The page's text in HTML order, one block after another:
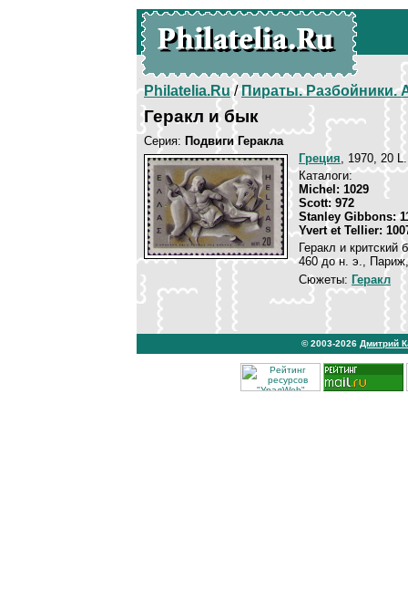
Philatelia.Ru/Пираты. Разбойники.
Геракл и бык
Серия: Подвиги Геракла
Греция, 1970, 20
Каталоги:
Michel: 1029
Scott: 972
Stanley Gibbons:
Yvert et Tellier:
Геракл и
460 до н. э.,
Сюжеты: Геракл
© 2003-2026 Дмитрий